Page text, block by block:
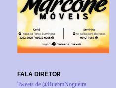
FALA DIRETOR
Tweets de @RuebmNogueira